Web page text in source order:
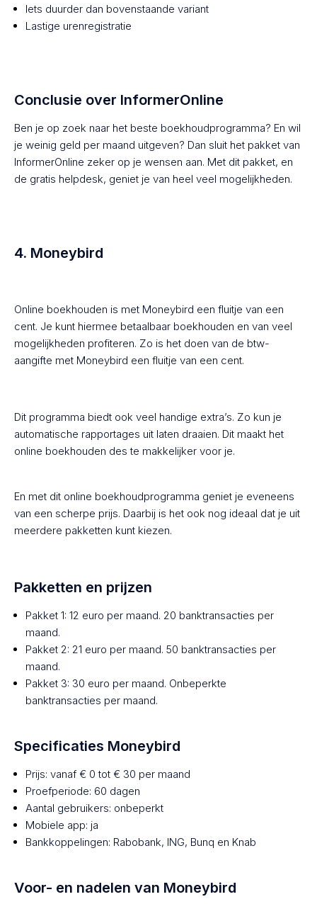
Iets duurder dan bovenstaande variant
Lastige urenregistratie
Conclusie over InformerOnline
Ben je op zoek naar het beste boekhoudprogramma? En wil
je weinig geld per maand uitgeven? Dan sluit het pakket van
InformerOnline zeker op je wensen aan. Met dit pakket, en
de gratis helpdesk, geniet je van heel veel mogelijkheden.
4. Moneybird
Online boekhouden is met Moneybird een fluitje van een
cent. Je kunt hiermee betaalbaar boekhouden en van veel
mogelijkheden profiteren. Zo is het doen van de btw-
aangifte met Moneybird een fluitje van een cent.
Dit programma biedt ook veel handige extra’s. Zo kun je
automatische rapportages uit laten draaien. Dit maakt het
online boekhouden des te makkelijker voor je.
En met dit online boekhoudprogramma geniet je eveneens
van een scherpe prijs. Daarbij is het ook nog ideaal dat je uit
meerdere pakketten kunt kiezen.
Pakketten en prijzen
Pakket 1: 12 euro per maand. 20 banktransacties per
maand.
Pakket 2: 21 euro per maand. 50 banktransacties per
maand.
Pakket 3: 30 euro per maand. Onbeperkte
banktransacties per maand.
Specificaties Moneybird
Prijs: vanaf € 0 tot € 30 per maand
Proefperiode: 60 dagen
Aantal gebruikers: onbeperkt
Mobiele app: ja
Bankkoppelingen: Rabobank, ING, Bunq en Knab
Voor- en nadelen van Moneybird